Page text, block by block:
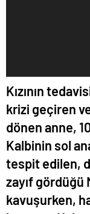
Kızının
krizi geçiren
dönen anne,
Kalbinin sol
tespit edilen,
zayıf gördüğü
kavuşurken,